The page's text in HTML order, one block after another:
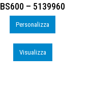
BS600 – 5139960
Personalizza
Visualizza